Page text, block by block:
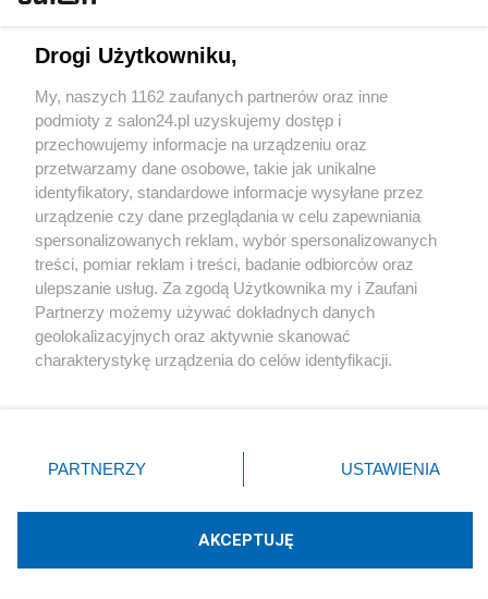
Sport
Społeczeństwo
Kultura
X Facebook Instagram Youtube
Technologię dostarcza:W3media.pl
Drogi Użytkowniku,
My, naszych 1162 zaufanych partnerów oraz inne
podmioty z salon24.pl uzyskujemy dostęp i
przechowujemy informacje na urządzeniu oraz
przetwarzamy dane osobowe, takie jak unikalne
identyfikatory, standardowe informacje wysyłane przez
urządzenie czy dane przeglądania w celu zapewniania
spersonalizowanych reklam, wybór spersonalizowanych
treści, pomiar reklam i treści, badanie odbiorców oraz
ulepszanie usług. Za zgodą Użytkownika my i Zaufani
Partnerzy możemy używać dokładnych danych
geolokalizacyjnych oraz aktywnie skanować
charakterystykę urządzenia do celów identyfikacji.
zmienić/wycofać klikając przycisk ustawień prywatności
znajdujący się w lewym dolnym rogu strony
rodzaje przetwarzania danych nie wymagają zgody
użytkownika, ale masz prawo sprzeciwić się takiemu
PARTNERZY USTAWIENIA
AKCEPTUJĘ